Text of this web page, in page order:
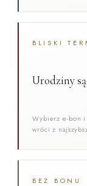
BLISKI
Urodziny
Wybierz e-bon i
wróci z
BEZ BONU